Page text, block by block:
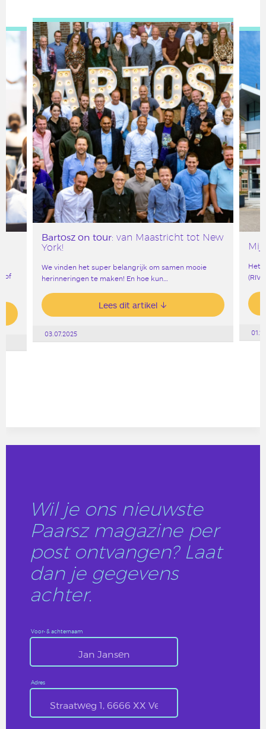
of
Bartosz on tour: van Maastricht tot New
York!
We vinden het super belangrijk om samen mooie
herinneringen te maken! En hoe kun…
Lees dit artikel
03.07.2025
Het
Wil je ons nieuwste
Paarsz magazine per
post ontvangen? Laat
dan je gegevens
achter.
Voor- & achternaam
Adres